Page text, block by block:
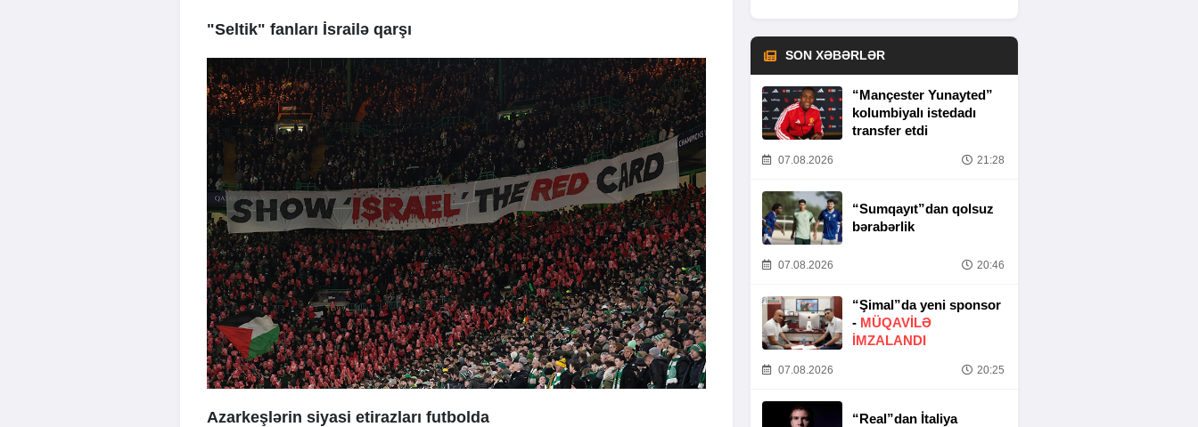
"Seltik" fanları İsrailə qarşı
Azarkeşlərin siyasi etirazları futbolda
SON XƏBƏRLƏR
“Mançester Yunayted”
kolumbiyalı istedadı
transfer etdi
07.08.2026 21:28
“Sumqayıt”dan qolsuz
bərabərlik
07.08.2026 20:46
“Şimal”da yeni sponsor
- MÜQAVİLƏ
İMZALANDI
07.08.2026 20:25
“Real”dan İtaliya